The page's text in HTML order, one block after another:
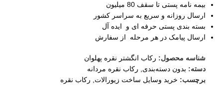
بیمه نامه پستی تا سقف 80 میلیون
ارسال روزانه و سریع به سراسر کشور
بسته بندی پستی حرفه ای و ایده آل
ارسال پیامک در هر مرحله از سفارش
شناسه محصول: رکاب انگشتر نقره پهلوان
دسته: بدون دسته‌بندی
رکاب نقره مردانه
برچسب: خرید وسایل ساخت زیورالات رکاب نقره